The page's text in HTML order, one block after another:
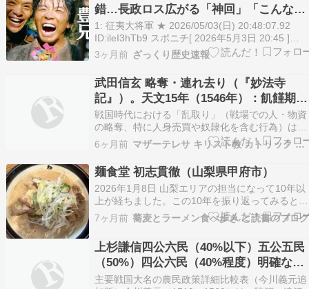
された寺院。同…
錯…長政ロス広がる「神回」「こんな解
釈は」“信長の幻”と相撲再戦
1: 征夷大将軍 ★ 2026/05/03(日) 20:48:07.92
ID:ileI3hTb9 スポニチ[ 2026年5月3日 20:45 ]
https://www.sponichi.co.jp/entertainment/news/
3ヶ月前 ざっくり歴史速報
武田信玄 略奪・連れ去り（『妙法寺
記』）。天文15年（1546年）：飢饉期に
他国から男女を生
戦国時代における「乱取り」（戦場での人・物資
の略奪、特に人身売買や奴隷化を含む行為）は、
島津氏に限らず多くの大名・軍勢で確認される軍
事慣行であり、大名が黙認・容認・戦利品として
許容するケースが一般的でした。これは雑兵（足
軽・農兵）の報酬代わり・士気維持手段として機
能していました…
6ヶ月前 マザーテレサ キリスト教 カトリック 秀吉 奴隷
麺食堂 初志貫徹（山梨県甲府市）
2026年1月8日 山梨エリアの担当になって10年以
上が経ちました。この10年を振り返ってみると、
山梨の方々は総じてとても人当たりが良く、親切
な方が多いと感じています。一方で、県内の中小
企業の経営者に目を向けると、いわゆるワンマン
気質の方が目立つ印象も否めません。武田信玄の
時代、…
7ヶ月前 蕎麦とラーメン食べ歩き と読書のブログ
上杉謙信四公六民（40%以下）五公五民
（50%）四公六民（40%程度）明確な原
則な
主要戦国大名の農民政策詳細比較表（今川義元追